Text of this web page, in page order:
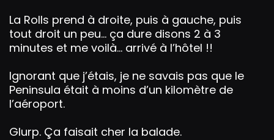
La Rolls prend à droite, puis à gauche, puis
tout droit un peu… ça dure disons 2 à 3
minutes et me voilà… arrivé à l’hôtel !!
Ignorant que j’étais, je ne savais pas que le
Peninsula était à moins d’un kilomètre de
l’aéroport.
Glurp. Ça faisait cher la balade.